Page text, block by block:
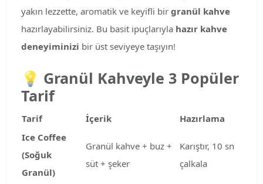
yakın lezzette, aromatik ve keyifli bir granül kahve
hazırlayabilirsiniz. Bu basit ipuçlarıyla hazır kahve
deneyiminizi bir üst seviyeye taşıyın!
💡 Granül Kahveyle 3 Popüler
Tarif
Tarif İçerik
Hazırlama
Ice Coffee
(Soğuk
Granül)
Granül kahve + buz +
süt + şeker
Karıştır, 10 sn
çalkala